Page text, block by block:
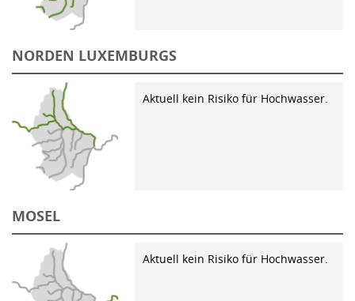
NORDEN LUXEMBURGS
Aktuell kein Risiko für Hochwasser.
MOSEL
Aktuell kein Risiko für Hochwasser.